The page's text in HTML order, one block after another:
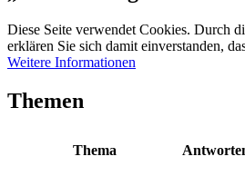
Diese Seite verwendet Cookies. Durch
erklären Sie sich damit einverstanden,
Weitere Informationen
Themen
Thema